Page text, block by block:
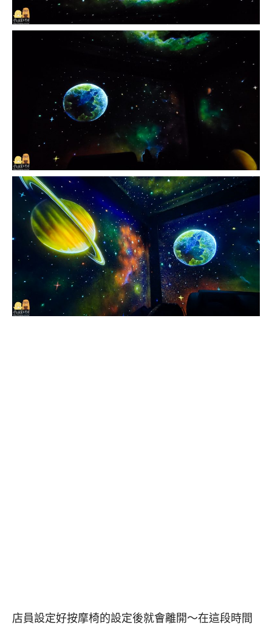
店員設定好按摩椅的設定後就會離開～在這段時間